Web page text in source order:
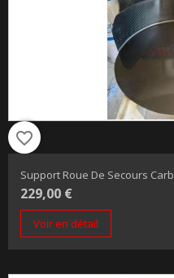
favorite_border
Support Roue De Secours
229,00 €
Voir en détail